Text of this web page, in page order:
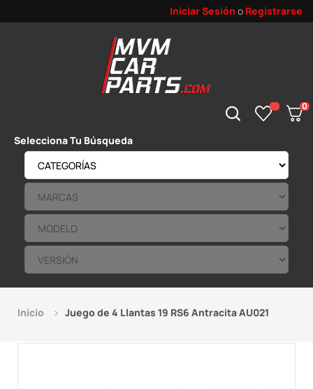
Iniciar Sesión o Registrarse
0
Selecciona Tu Búsqueda
Inicio Juego de 4 Llantas 19 RS6 Antracita AU021